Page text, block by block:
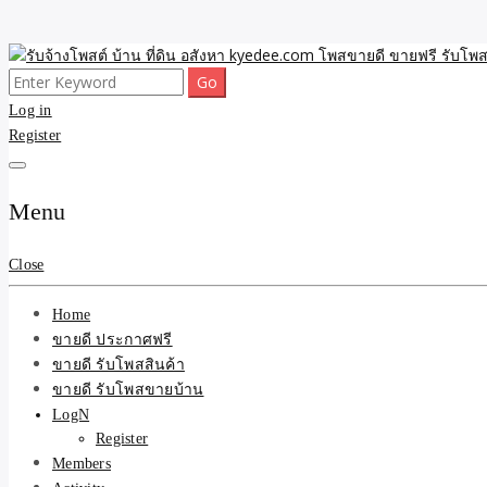
Skip
to
content
รับจ้างโพสต์ บ้าน ที่ดิน อสั
และบริการ
ขายดี โพสประกาศขายสินค้าฟรี บ้าน ที่ดิน อสังหา รับโพสต์ประกาศขาย
Search
for:
Log in
Register
Menu
Close
Home
ขายดี ประกาศฟรี
ขายดี รับโพสสินค้า
ขายดี รับโพสขายบ้าน
LogN
Register
Members